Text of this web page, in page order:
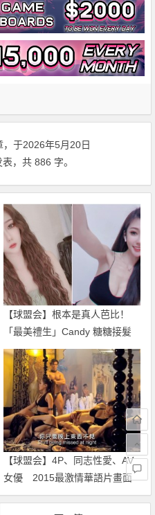
，于2026年5月20日
表，共 886 字。
【球盟会】根本是真人芭比！
「最美禮生」Candy 糖糖接髮
換造型 超絕美長髮引網友讚：
好仙氣！
【球盟会】4P、同志性愛、AV
女優 2015最激情華語片畫面
攏底加～